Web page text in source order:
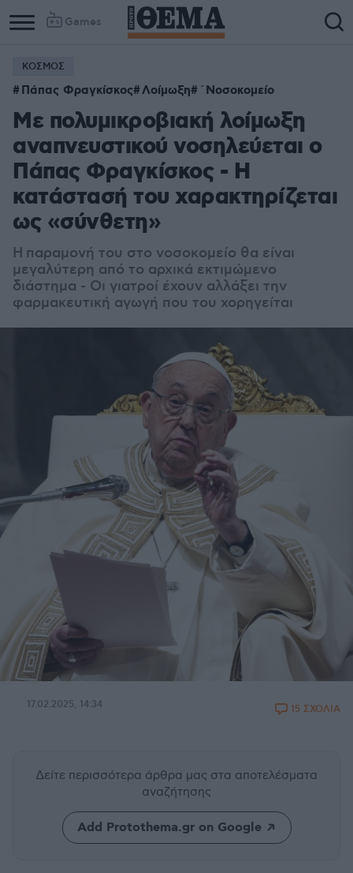
Games
ΚΟΣΜΟΣ
Πάπας Φραγκίσκος Λοίμωξη ΄Νοσοκομείο
Με πολυμικροβιακή λοίμωξη
αναπνευστικού νοσηλεύεται ο
Πάπας Φραγκίσκος - Η
κατάστασή του χαρακτηρίζεται
ως «σύνθετη»
Η παραμονή του στο νοσοκομείο θα είναι
μεγαλύτερη από το αρχικά εκτιμώμενο
διάστημα - Οι γιατροί έχουν αλλάξει την
φαρμακευτική αγωγή που του χορηγείται
17.02.2025, 14:34 15 ΣΧΟΛΙΑ
Δείτε περισσότερα άρθρα μας στα αποτελέσματα
αναζήτησης
Add Protothema.gr on Google